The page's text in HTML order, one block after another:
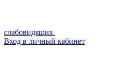
слабовидящих
Вход в личный кабинет